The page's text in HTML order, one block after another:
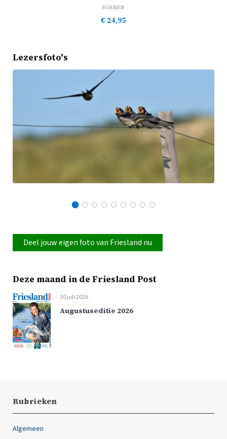
BOEKEN
€ 24,95
Lezersfoto's
Deel jouw eigen foto van Friesland nu
Deze maand in de Friesland Post
30 juli 2026
Augustuseditie 2026
Rubrieken
Algemeen